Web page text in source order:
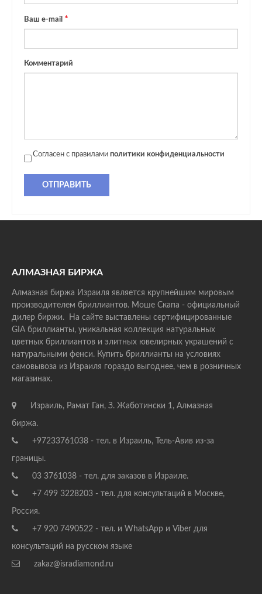
Ваш e-mail
Комментарий
Согласен с правилами политики конфиденциальности
ОТПРАВИТЬ
АЛМАЗНАЯ БИРЖА
Алмазная биржа Израиля является крупнейшим мировым
производителем бриллиантов. Моше Скапа - официальный
дилер биржи. На сайте выставлены сертифицированные
GIA бриллианты, уникальная коллекция натуральных
цветных бриллиантов и элитных ювелирных украшений с
натуральными фенси. Купить бриллианты на условиях
самовывоза из Израиля гораздо выгоднее, чем в розничных
магазинах.
Израиль, Рамат Ган, З. Жаботински 1, Алмазная
биржа.
+97233761038 - тел. в Израиль, Тель-Авив из-за
границы.
03 3761038 - тел. для заказов в Израиле.
+7 499 3228203 - тел. для консультаций в Москве,
Россия.
+7 920 7490522 - тел. и WhatsApp и Viber для
консультаций на русском языке
zakaz@isradiamond.ru